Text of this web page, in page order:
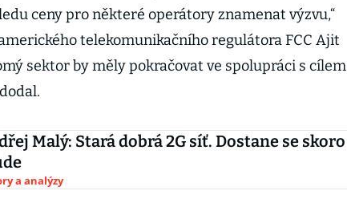
ceny pro některé operátory znamenat výzvu,“
telekomunikačního regulátora FCC Ajit
sektor by měly pokračovat ve spolupráci s cílem
Malý: Stará dobrá 2G síť. Dostane se skoro
a analýzy